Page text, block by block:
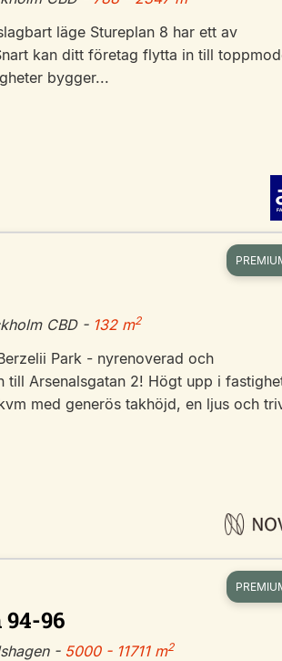
läge Stureplan 8 har ett av
kan ditt företag flytta in till
bygger...
CBD - 132 m2
Park - nyrenoverad och
till Arsenalsgatan 2! Högt upp i
med generös takhöjd, en ljus och
96
- 5000 - 11711 m2